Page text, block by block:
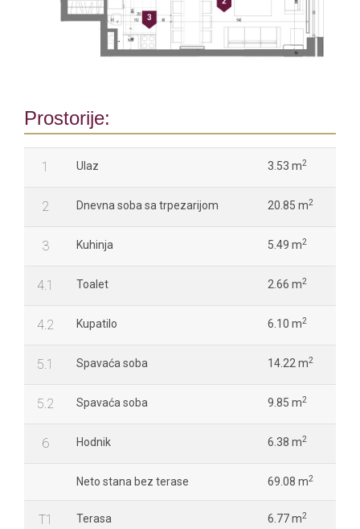
Prostorije:
1 Ulaz 3.53 m2
2 Dnevna soba sa trpezarijom 20.85 m2
3 Kuhinja 5.49 m2
4.1 Toalet 2.66 m2
4.2 Kupatilo 6.10 m2
5.1 Spavaća soba 14.22 m2
5.2 Spavaća soba 9.85 m2
6 Hodnik 6.38 m2
Neto stana bez terase 69.08 m2
T1 Terasa 6.77 m2